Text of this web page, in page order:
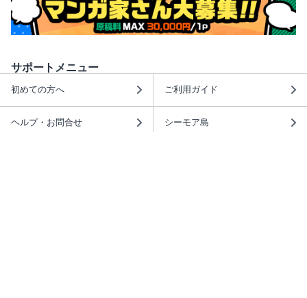
サポートメニュー
初めての方へ ご利用ガイド
ヘルプ・お問合せ シーモア島